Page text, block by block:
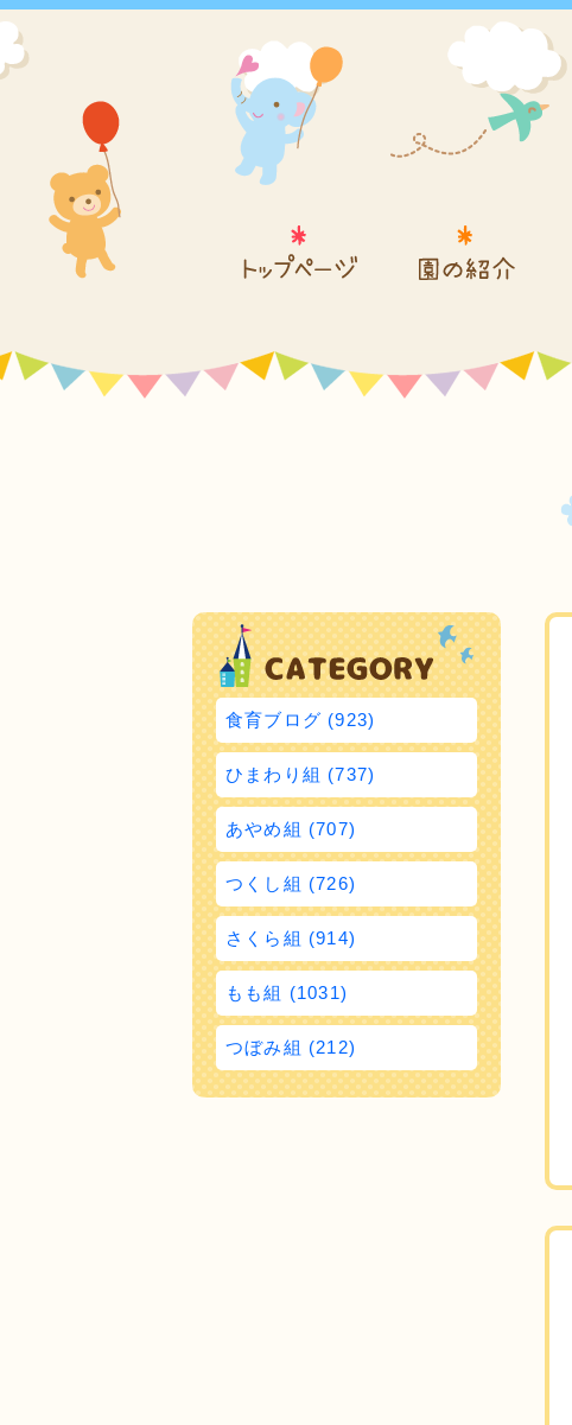
食育ブログ (923)
ひまわり組 (737)
あやめ組 (707)
つくし組 (726)
さくら組 (914)
もも組 (1031)
つぼみ組 (212)